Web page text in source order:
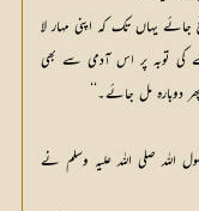
جائے یہاں تک کہ اپنی مہار لا
کی توبہ پر اس آدمی سے بھی
دوبارہ مل جائے۔‘‘
اللہ صلی اللہ علیہ وسلم نے